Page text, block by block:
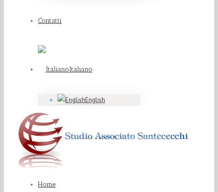
Contatti
Italiano
English
Home